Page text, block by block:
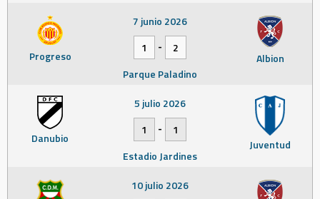
Progreso Albion
7 junio 2026
1
-
2
Parque Paladino
Danubio Juventud
5 julio 2026
1
-
1
Estadio Jardines
10 julio 2026